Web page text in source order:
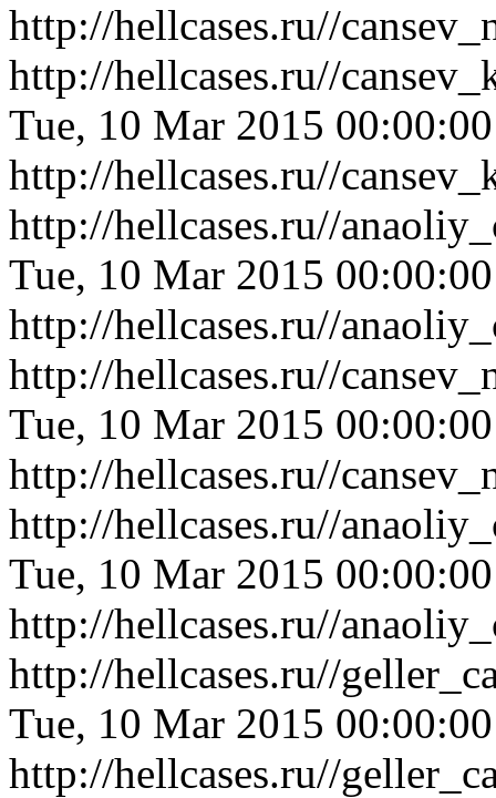
http://hellcases.ru//
http://hellcases.ru//
Tue, 10 Mar 2015
http://hellcases.ru//
http://hellcases.ru//
Tue, 10 Mar 2015
http://hellcases.ru//
http://hellcases.ru//
Tue, 10 Mar 2015
http://hellcases.ru//
http://hellcases.ru//
Tue, 10 Mar 2015
http://hellcases.ru//
http://hellcases.ru//
Tue, 10 Mar 2015
http://hellcases.ru//